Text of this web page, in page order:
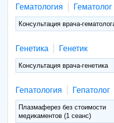
Гематология Гематолог
Консультация врача-
Генетика Генетик
Консультация врача-генетика
Гепатология Гепатолог
Плазмаферез без стоимости
медикаментов (1 сеанс)